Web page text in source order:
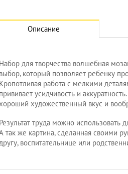
изображение
Описание
Набор для творчества волшебная
выбор, который позволяет ребенку
Кропотливая работа с мелкими
прививает усидчивость и
художественный вкус и
Результат труда можно использовать
так же картина, сделанная своими
воспитательнице или